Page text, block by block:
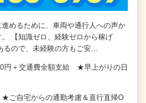
めるために、車両や通行人への声か
【知識ゼロ、経験ゼロから稼げ
るので、未経験の方もご安…
円＋交通費全額支給 ★早上がりの日
ご自宅からの通勤考慮＆直行直帰O